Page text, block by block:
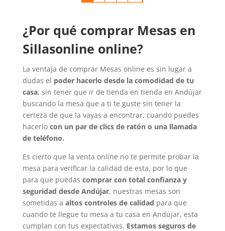
¿Por qué comprar Mesas en
Sillasonline online?
La ventaja de comprar Mesas online es sin lugar a
dudas el poder hacerlo desde la comodidad de tu
casa, sin tener que ir de tienda en tienda en Andújar
buscando la mesa que a ti te guste sin tener la
certeza de que la vayas a encontrar, cuando puedes
hacerlo con un par de clics de ratón o una llamada
de teléfono.
Es cierto que la venta online no te permite probar la
mesa para verificar la calidad de esta, por lo que
para que puedas comprar con total confianza y
seguridad desde Andújar, nuestras mesas son
sometidas a altos controles de calidad para que
cuando te llegue tu mesa a tu casa en Andújar, esta
cumplan con tus expectativas. Estamos seguros de